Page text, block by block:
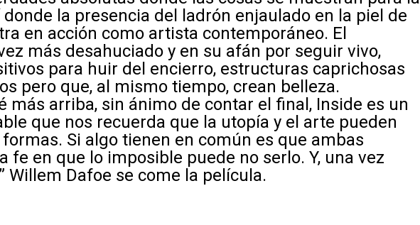
la presencia del ladrón enjaulado en la piel de
en acción como artista contemporáneo. El
más desahuciado y en su afán por seguir vivo,
para huir del encierro, estructuras caprichosas
pero que, al mismo tiempo, crean belleza.
más arriba, sin ánimo de contar el final, Inside es un
que nos recuerda que la utopía y el arte pueden
Si algo tienen en común es que ambas
fe en que lo imposible puede no serlo. Y, una vez
Willem Dafoe se come la película.